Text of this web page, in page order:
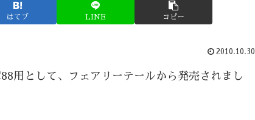
はてブ LINE コピー
2010.10.30
用として、フェアリーテールから発売されまし